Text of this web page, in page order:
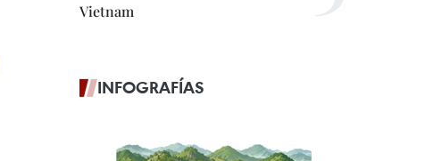
Vietnam
INFOGRAFÍAS